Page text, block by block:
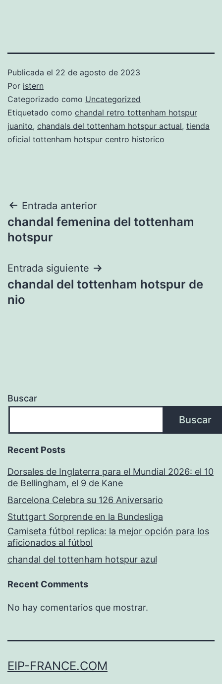
Publicada el 22 de agosto de 2023
Por istern
Categorizado como Uncategorized
Etiquetado como chandal retro tottenham hotspur
juanito, chandals del tottenham hotspur actual, tienda
oficial tottenham hotspur centro historico
Navegación
de
Entrada anterior
chandal femenina del tottenham
hotspur
Entrada siguiente
chandal del tottenham hotspur de
nio
Buscar
Buscar
Recent Posts
Dorsales de Inglaterra para el Mundial 2026: el 10
de Bellingham, el 9 de Kane
Barcelona Celebra su 126 Aniversario
Stuttgart Sorprende en la Bundesliga
Camiseta fútbol replica: la mejor opción para los
aficionados al fútbol
chandal del tottenham hotspur azul
Recent Comments
No hay comentarios que mostrar.
EIP-FRANCE.COM